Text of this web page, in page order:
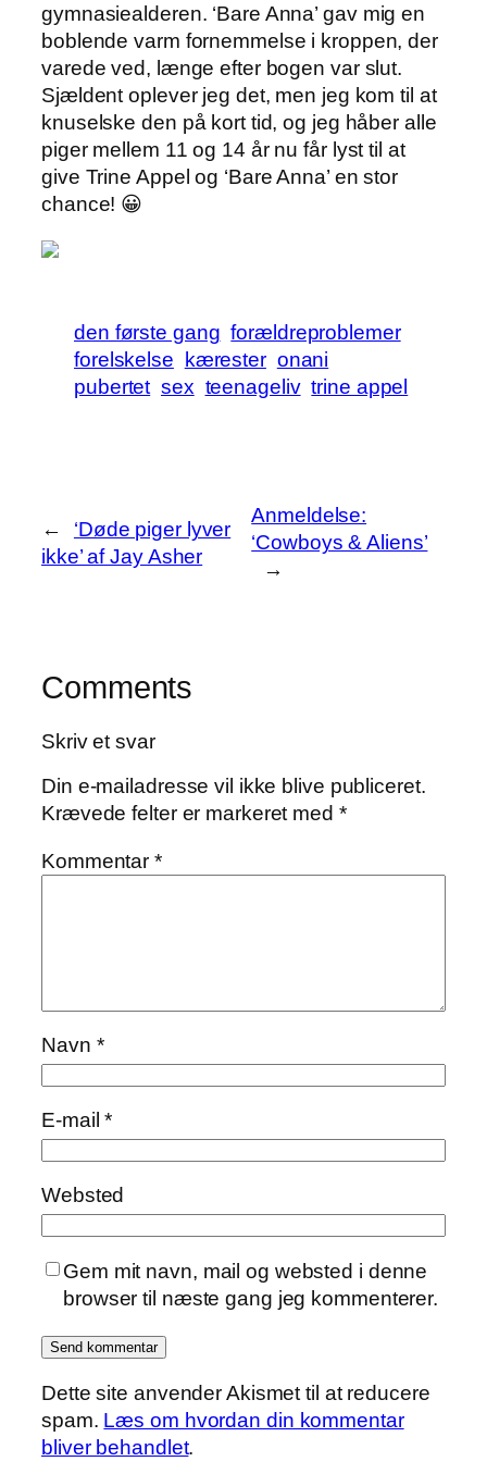
gymnasiealderen. ‘Bare Anna’ gav mig en
boblende varm fornemmelse i kroppen, der
varede ved, længe efter bogen var slut.
Sjældent oplever jeg det, men jeg kom til at
knuselske den på kort tid, og jeg håber alle
piger mellem 11 og 14 år nu får lyst til at
give Trine Appel og ‘Bare Anna’ en stor
chance! 😀
den første gang forældreproblemer
forelskelse
kærester onani
pubertet sex teenageliv trine appel
←
‘Døde piger lyver
ikke’ af Jay Asher
Anmeldelse:
‘Cowboys & Aliens’
→
Comments
Skriv et svar
Din e-mailadresse vil ikke blive publiceret.
Krævede felter er markeret med *
Kommentar*
Navn *
E-mail*
Websted
Gem mit navn, mail og websted i denne
browser til næste gang jeg kommenterer.
Dette site anvender Akismet til at reducere
spam. Læs om hvordan din kommentar
bliver behandlet.